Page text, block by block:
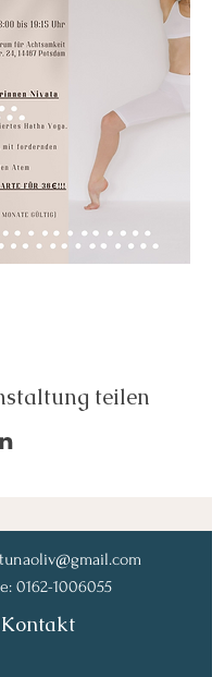
teilen
0162-1006055
Kontakt